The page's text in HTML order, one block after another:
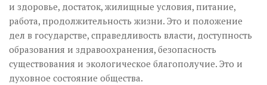
и здоровье, достаток, жилищные условия, питание,
работа, продолжительность жизни. Это и положение
дел в государстве, справедливость власти, доступность
образования и здравоохранения, безопасность
существования и экологическое благополучие. Это и
духовное состояние общества.